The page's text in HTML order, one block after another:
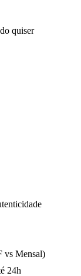
quiser
vs Mensal)
24h